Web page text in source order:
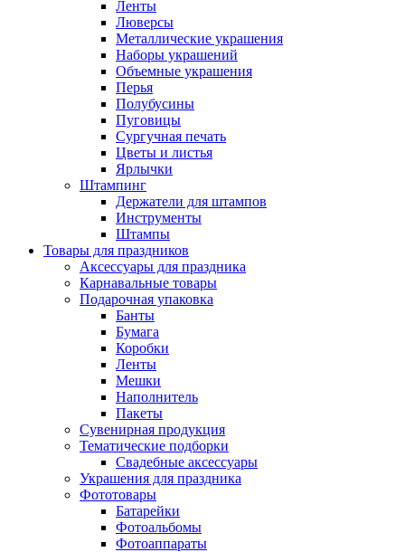
Ленты
Люверсы
Металлические украшения
Наборы украшений
Объемные украшения
Перья
Полубусины
Пуговицы
Сургучная печать
Цветы и листья
Ярлычки
Штампинг
Держатели для штампов
Инструменты
Штампы
Товары для праздников
Аксессуары для праздника
Карнавальные товары
Подарочная упаковка
Банты
Бумага
Коробки
Ленты
Мешки
Наполнитель
Пакеты
Сувенирная продукция
Тематические подборки
Свадебные аксессуары
Украшения для праздника
Фототовары
Батарейки
Фотоальбомы
Фотоаппараты